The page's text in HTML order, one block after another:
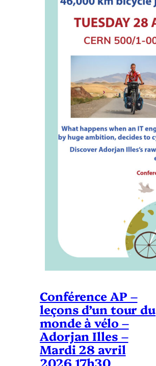
Conférence AP –
leçons d’un tour du
monde à vélo –
Adorjan Illes –
Mardi 28 avril
2026 17h30